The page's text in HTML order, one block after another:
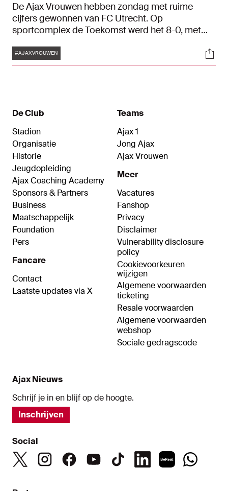
De Ajax Vrouwen hebben zondag met ruime
cijfers gewonnen van FC Utrecht. Op
sportcomplex de Toekomst werd het 8-0, met
van Egmond (2), Danique Tolhoek (2) en Jonna
van de Velde.
Tags
#AJAXVROUWEN
De Club
Stadion
Organisatie
Historie
Jeugdopleiding
Ajax Coaching Academy
Sponsors & Partners
Business
Maatschappelijk
Foundation
Pers
Fancare
Contact
Laatste updates via X
Teams
Ajax 1
Jong Ajax
Ajax Vrouwen
Meer
Vacatures
Fanshop
Privacy
Disclaimer
Vulnerability disclosure
policy
Cookievoorkeuren
wijzigen
Algemene voorwaarden
ticketing
Resale voorwaarden
Algemene voorwaarden
webshop
Sociale gedragscode
Ajax Nieuws
Schrijf je in en blijf op de hoogte.
Inschrijven
Social